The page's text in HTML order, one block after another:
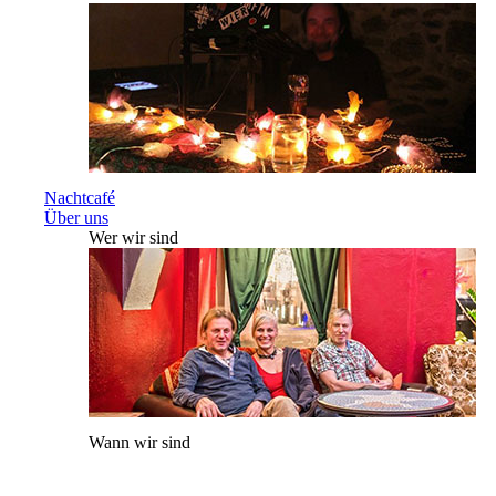
Nachtcafé
Über uns
Wer wir sind
Wann wir sind